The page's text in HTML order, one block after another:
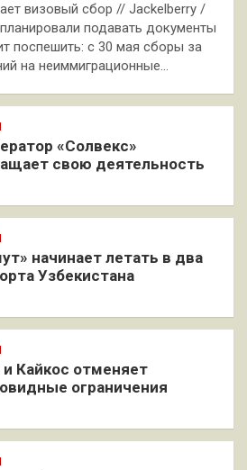
визовый сбор // Jackelberry /
подавать документы
поспешить: с 30 мая сборы за
на неиммиграционные…
«Солвекс»
свою деятельность
начинает летать в два
Узбекистана
и Кайкос отменяет
ограничения